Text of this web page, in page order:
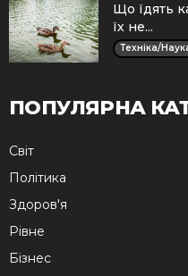
Що їдять
їх не...
Техніка/
ПОПУЛЯРНА
Cвіт
Політика
Здоров'я
Рівне
Бізнес